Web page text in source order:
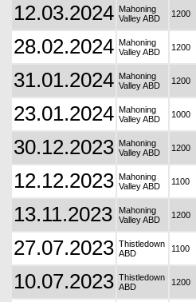
12.03.2024 Mahoning
Valley ABD
1200
28.02.2024 Mahoning
Valley ABD
1200
31.01.2024 Mahoning
Valley ABD
1200
23.01.2024 Mahoning
Valley ABD
1000
30.12.2023 Mahoning
Valley ABD
1200
12.12.2023 Mahoning
Valley ABD
1100
13.11.2023
Mahoning
Valley ABD
1200
27.07.2023 Thistledown
ABD
1100
10.07.2023 Thistledown
ABD
1200